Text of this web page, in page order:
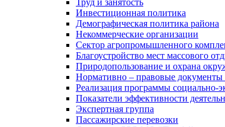
Труд и занятость
Инвестиционная политика
Демографическая политика района
Некоммерческие организации
Сектор агропромышленного
Благоустройство мест массового
Природопользование и охрана
Нормативно – правовые
Реализация программы социально-
Показатели эффективности
Экспертная группа
Пассажирские перевозки